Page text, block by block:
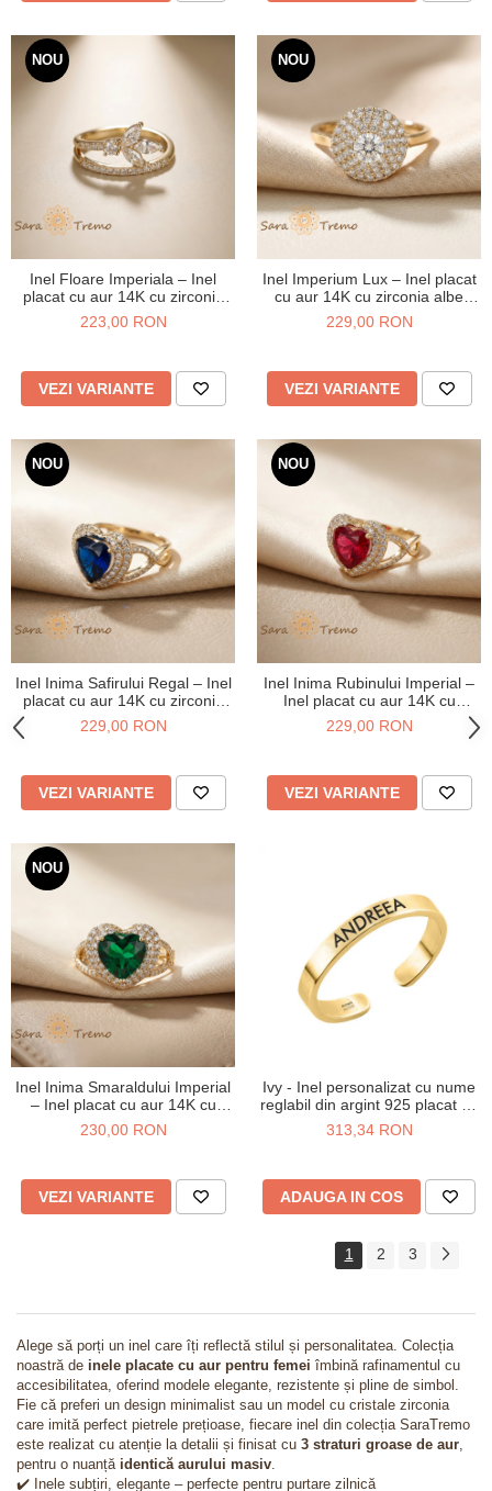
NOU
Inel Floare Imperiala – Inel
placat cu aur 14K cu zirconia
albe tip diamant
223,00 RON
VEZI VARIANTE
NOU
Inel Imperium Lux – Inel placat
cu aur 14K cu zirconia albe
pavate
229,00 RON
VEZI VARIANTE
NOU
Inel Inima Safirului Regal – Inel
placat cu aur 14K cu zirconia
albastre si albe
229,00 RON
VEZI VARIANTE
NOU
Inel Inima Rubinului Imperial –
Inel placat cu aur 14K cu
zirconia rosii si albe
229,00 RON
VEZI VARIANTE
NOU
Inel Inima Smaraldului Imperial
– Inel placat cu aur 14K cu
zirconia verzi si albe
230,00 RON
VEZI VARIANTE
Ivy - Inel personalizat cu nume
reglabil din argint 925 placat cu
aur galben 24K
313,34 RON
ADAUGA IN COS
1 2 3
Alege să porți un inel care îți reflectă stilul și personalitatea. Colecția
noastră de inele placate cu aur pentru femei îmbină rafinamentul cu
accesibilitatea, oferind modele elegante, rezistente și pline de simbol.
Fie că preferi un design minimalist sau un model cu cristale zirconia
care imită perfect pietrele prețioase, fiecare inel din colecția SaraTremo
este realizat cu atenție la detalii și finisat cu 3 straturi groase de aur,
pentru o nuanță identică aurului masiv.
✔️ Inele subțiri, elegante – perfecte pentru purtare zilnică